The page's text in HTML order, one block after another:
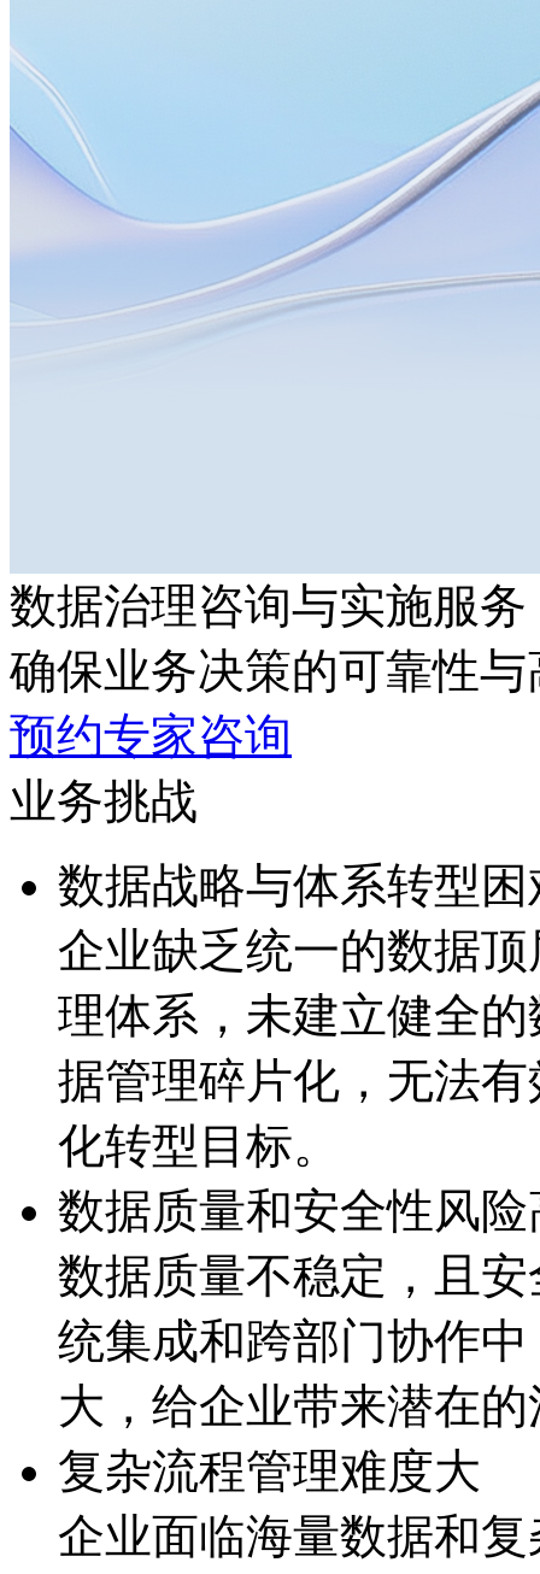
数据治理咨询与实施服务
确保业务决策的可靠性与
预约专家咨询
业务挑战
数据战略与体系转型困
企业缺乏统一的数据
理体系，未建立健全
据管理碎片化，无
化转型目标。
数据质量和安全性风险
数据质量不稳定，且
统集成和跨部门协作中
大，给企业带来潜在
复杂流程管理难度大
企业面临海量数据和复